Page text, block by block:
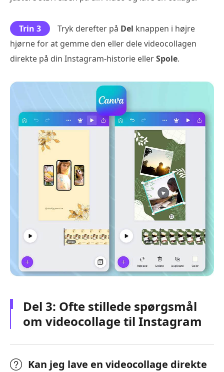
Trin 3 Tryk derefter på Del knappen i højre
hjørne for at gemme den eller dele videocollagen
direkte på din Instagram-historie ellerSpole.
Del 3: Ofte stillede spørgsmål
om videocollage til Instagram
Kan jeg lave en videocollage direkte